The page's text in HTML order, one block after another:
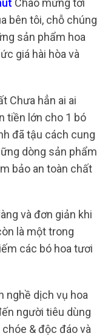
Chào mừng tới
bên tôi, chỗ chúng
sản phẩm hoa
giá hài hòa và
Chưa hẳn ai ai
tiền lớn cho 1 bó
đã tậu cách cung
dòng sản phẩm
bảo an toàn chất
và đơn giản khi
là một trong
các bó hoa tươi
nghề dịch vụ hoa
người tiêu dùng
& độc đáo và